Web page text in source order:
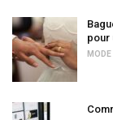
pour
MODE